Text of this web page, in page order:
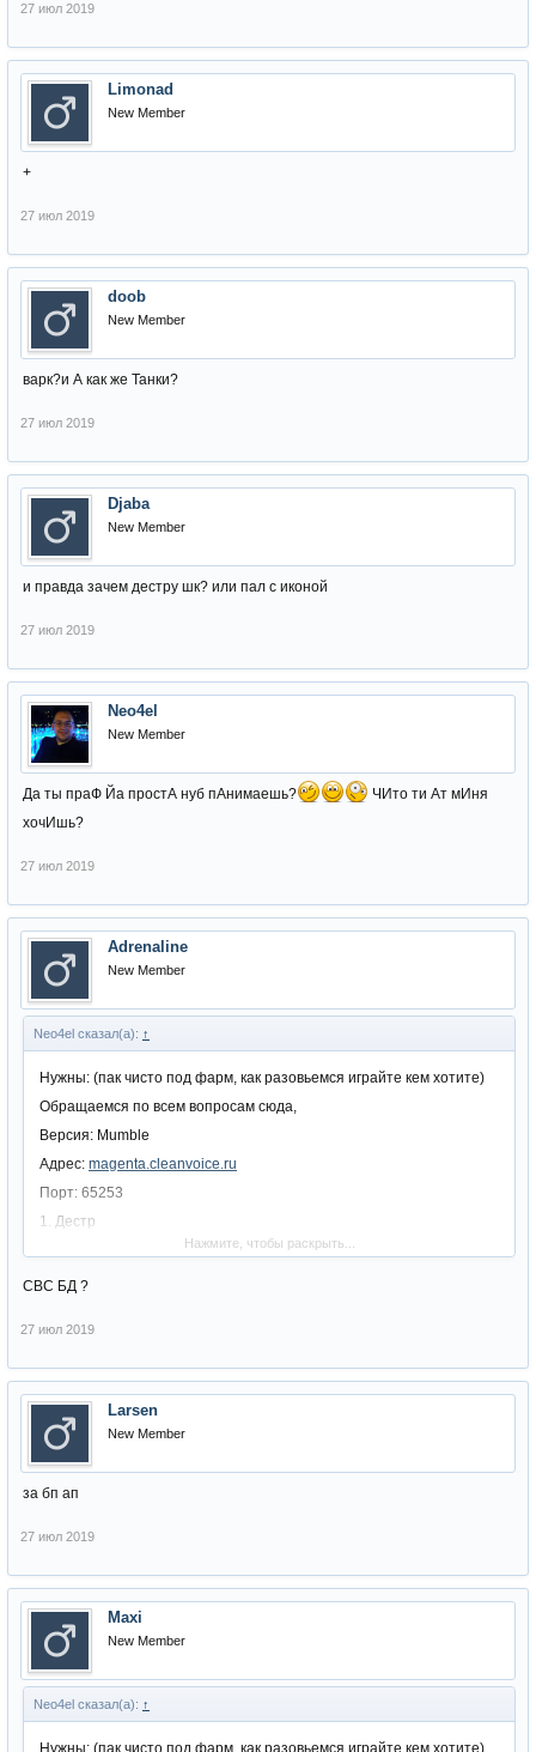
27 июл 2019
Limonad
New Member
+
27 июл 2019
doob
New Member
варк?и А как же Танки?
27 июл 2019
Djaba
New Member
и правда зачем дестру шк? или пал с иконой
27 июл 2019
Neo4el
New Member
Да ты праФ Йа простА нуб пАнимаешь?
ЧИто ти Ат мИня
хочИшь?
27 июл 2019
Adrenaline
New Member
Neo4el сказал(а): ↑
Нужны: (пак чисто под фарм, как разовьемся играйте кем хотите)
Обращаемся по всем вопросам сюда,
Версия: Mumble
Адрес: magenta.cleanvoice.ru
Порт: 65253
1. Дестр
3. берс(джуд)
5. Шк (занят)
6. Биш
7. Шк (занят)
8. Тх (саб Свс) (занят)
Нажмите, чтобы раскрыть...
СВС БД ?
27 июл 2019
Larsen
New Member
за бп ап
27 июл 2019
Maxi
New Member
Neo4el сказал(а): ↑
Нужны: (пак чисто под фарм, как разовьемся играйте кем хотите)